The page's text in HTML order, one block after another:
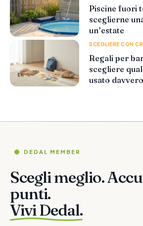
Piscine fuori
sceglierne
un’estate
SCEGLIERE CON
Regali per
scegliere
usato davvero
DEDAL MEMBER
Scegli meglio.
punti.
Vivi Dedal.